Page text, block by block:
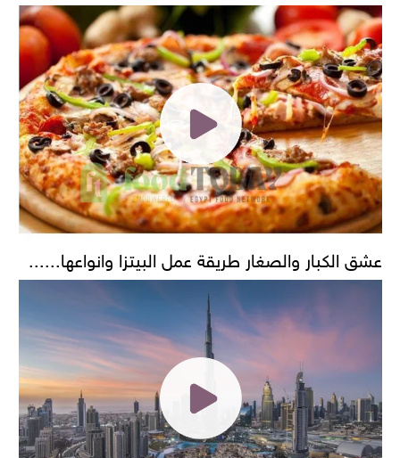
عشق الكبار والصغار طريقة عمل البيتزا وانواعها......